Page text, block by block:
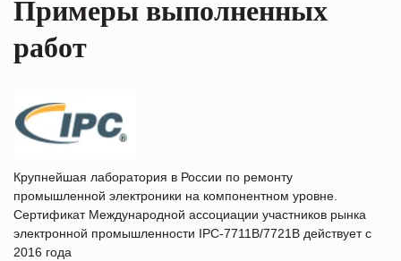
Примеры выполненных
работ
Крупнейшая лаборатория в России по ремонту
промышленной электроники на компонентном уровне.
Сертификат Международной ассоциации участников рынка
электронной промышленности IPC-7711B/7721B действует с
2016 года